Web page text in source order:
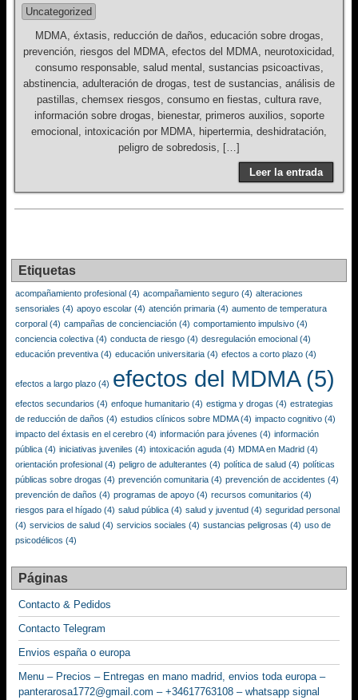
Uncategorized
MDMA, éxtasis, reducción de daños, educación sobre drogas,
prevención, riesgos del MDMA, efectos del MDMA, neurotoxicidad,
consumo responsable, salud mental, sustancias psicoactivas,
abstinencia, adulteración de drogas, test de sustancias, análisis de
pastillas, chemsex riesgos, consumo en fiestas, cultura rave,
información sobre drogas, bienestar, primeros auxilios, soporte
emocional, intoxicación por MDMA, hipertermia, deshidratación,
peligro de sobredosis, […]
Leer la entrada
Etiquetas
acompañamiento profesional (4) acompañamiento seguro (4) alteraciones
sensoriales (4) apoyo escolar (4) atención primaria (4) aumento de temperatura
corporal (4) campañas de concienciación (4) comportamiento impulsivo (4)
conciencia colectiva (4) conducta de riesgo (4) desregulación emocional (4)
educación preventiva (4) educación universitaria (4) efectos a corto plazo (4)
efectos a largo plazo (4) efectos del MDMA(5)
efectos secundarios (4) enfoque humanitario (4) estigma y drogas (4) estrategias
de reducción de daños (4) estudios clínicos sobre MDMA(4) impacto cognitivo (4)
impacto del éxtasis en el cerebro (4) información para jóvenes (4) información
pública (4) iniciativas juveniles (4) intoxicación aguda (4) MDMA en Madrid (4)
orientación profesional (4) peligro de adulterantes (4) política de salud (4) políticas
públicas sobre drogas (4) prevención comunitaria (4) prevención de accidentes (4)
prevención de daños (4) programas de apoyo (4) recursos comunitarios (4)
riesgos para el hígado (4) salud pública (4) salud y juventud (4) seguridad personal
(4) servicios de salud (4) servicios sociales (4) sustancias peligrosas (4) uso de
psicodélicos (4)
Páginas
Contacto & Pedidos
Contacto Telegram
Envios españa o europa
Menu – Precios – Entregas en mano madrid, envios toda europa –
panterarosa1772@gmail.com – +34617763108 – whatsapp signal